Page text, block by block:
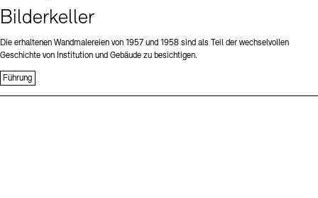
Bilderkeller
Die erhaltenen Wandmalereien von 1957 und 1958 sind als Teil der wechselvollen
Geschichte von Institution und Gebäude zu besichtigen.
Führung